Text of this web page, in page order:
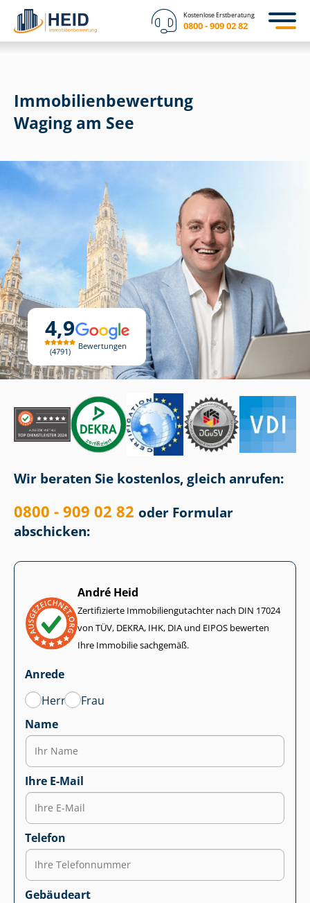
Kostenlose Erstberatung
0800 - 909 02 82
4,9
4791
Bewertungen
Immobilien­bewertung
Waging am See
Wir beraten Sie kostenlos, gleich anrufen:
0800 - 909 02 82 oder Formular
abschicken:
André Heid
Zertifizierte Im­mo­bi­li­en­gut­ach­ter nach DIN 17024
von TÜV, DEKRA, IHK, DIA und EIPOS bewerten
Ihre Immobilie sachgemäß.
Anrede
Herr
Frau
Name
Ihre E-Mail
Telefon
Gebäudeart